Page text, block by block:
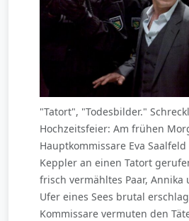
"Tatort", "Todesbilder."
Hochzeitsfeier: Am frühen
Hauptkommissare Eva
Keppler an einen Tatort
frisch vermähltes Paar, Annika
Ufer eines Sees brutal
Kommissare vermuten den